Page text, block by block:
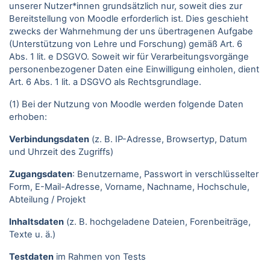
unserer Nutzer*innen grundsätzlich nur, soweit dies zur
Bereitstellung von Moodle erforderlich ist. Dies geschieht
zwecks der Wahrnehmung der uns übertragenen Aufgabe
(Unterstützung von Lehre und Forschung) gemäß Art. 6
Abs. 1 lit. e DSGVO. Soweit wir für Verarbeitungsvorgänge
personenbezogener Daten eine Einwilligung einholen, dient
Art. 6 Abs. 1 lit. a DSGVO als Rechtsgrundlage.
(1) Bei der Nutzung von Moodle werden folgende Daten
erhoben:
Verbindungsdaten (z. B. IP-Adresse, Browsertyp, Datum
und Uhrzeit des Zugriffs)
Zugangsdaten: Benutzername, Passwort in verschlüsselter
Form, E-Mail-Adresse, Vorname, Nachname, Hochschule,
Abteilung / Projekt
Inhaltsdaten (z. B. hochgeladene Dateien, Forenbeiträge,
Texte u. ä.)
Testdaten im Rahmen von Tests